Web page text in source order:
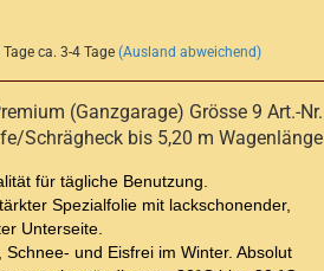
ca. 3-4 Tage (Ausland abweichend)
(Ganzgarage) Grösse 9 Art.-Nr.
Schrägheck bis 5,20 m Wagenlänge
für tägliche Benutzung.
Spezialfolie mit lackschonender,
Unterseite.
Schnee- und Eisfrei im Winter. Absolut